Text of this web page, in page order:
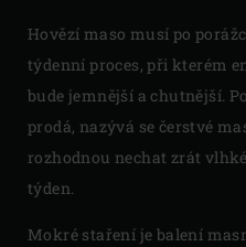
Hovězí maso musí po
týdenní proces, při kterém
bude jemnější a chutnější.
prodá, nazývá se čerstvé
rozhodnou nechat zrát
týden.
Mokré staření je balení